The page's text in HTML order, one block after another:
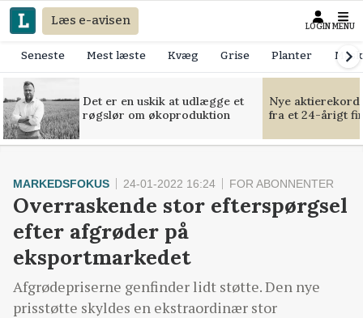
Læs e-avisen LOGIN MENU
Seneste Mest læste Kvæg Grise Planter
Det er en uskik at udlægge et
røgslør om økoproduktion
Nye
fra et 24-årigt
MARKEDSFOKUS 24-01-2022 16:24 FOR ABONNENTER
Overraskende stor efterspørgsel
efter afgrøder på
eksportmarkedet
Afgrødepriserne genfinder lidt støtte. Den nye
prisstøtte skyldes en ekstraordinær stor